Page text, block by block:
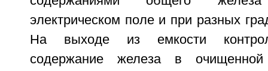
электрическом поле и при разных
На выходе из емкости
содержание железа в